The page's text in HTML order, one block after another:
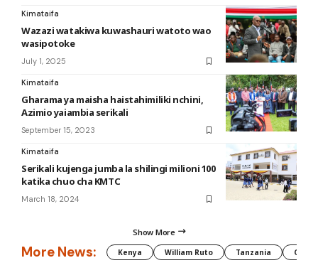
Kimataifa
Wazazi watakiwa kuwashauri watoto wao
wasipotoke
July 1, 2025
Kimataifa
Gharama ya maisha haistahimiliki nchini,
Azimio yaiambia serikali
September 15, 2023
Kimataifa
Serikali kujenga jumba la shilingi milioni 100
katika chuo cha KMTC
March 18, 2024
Show More
More News: Kenya William Ruto Tanzania CAF